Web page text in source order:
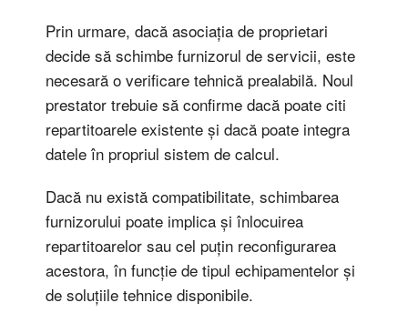
Prin urmare, dacă asociația de proprietari
decide să schimbe furnizorul de servicii, este
necesară o verificare tehnică prealabilă. Noul
prestator trebuie să confirme dacă poate citi
repartitoarele existente și dacă poate integra
datele în propriul sistem de calcul.
Dacă nu există compatibilitate, schimbarea
furnizorului poate implica și înlocuirea
repartitoarelor sau cel puțin reconfigurarea
acestora, în funcție de tipul echipamentelor și
de soluțiile tehnice disponibile.